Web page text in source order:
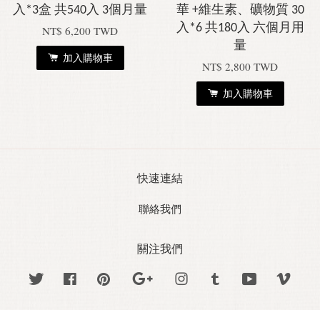
入*3盒 共540入 3個月量
NT$ 6,200 TWD
加入購物車
華 +維生素、礦物質 30
入*6 共180入 六個月用
量
NT$ 2,800 TWD
加入購物車
快速連結
聯絡我們
關注我們
Twitter Facebook Pinterest Google Instagram Tumblr YouTube